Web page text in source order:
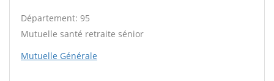
Département: 95
Mutuelle santé retraite sénior
Mutuelle Générale